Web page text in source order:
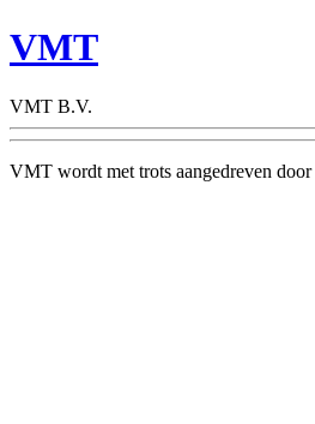
VMT
VMT B.V.
VMT wordt met trots aangedreven door